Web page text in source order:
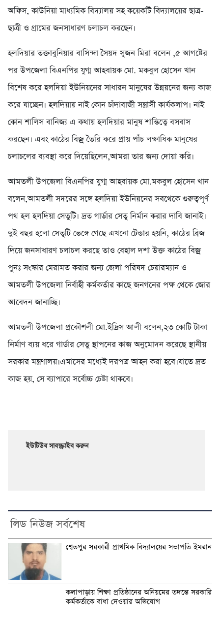
অফিস, কাউনিয়া মাধ্যমিক বিদ্যালয় সহ কয়েকটি বিদ্যালয়ের ছাত্র-
ছাত্রী ও গ্রামের জনসাধারণ চলাচল করছেন।
হলদিয়ার তক্তাবুনিয়ার বাসিন্দা সৈয়দ সুজন মিরা বলেন ,৫ আগষ্টের
পর উপজেলা বিএনপির যুগ্ম আহবায়ক মো. মকবুল হোসেন খান
বিশেষ করে হলদিয়া ইউনিয়নের সাধারন মানুষের উন্নয়নের জন্য কাজ
করে যাচ্ছেন। হলদিয়ায় নাই কোন চাঁদাবাজী সন্ত্রাসী কার্যকলাপ। নাই
কোন শালিস বানিজ্য এ কথায় হলদিয়ার মানুষ শান্তিত্বে বসবাস
করছেন। এবং কাঠের বিজ্র তৈরি করে প্রায় পাঁচ লক্ষাধিক মানুষের
চলাচলের ব্যবস্থা করে দিয়েছিলেন,আমরা তার জন্য দোয়া করি।
আমতলী উপজেলা বিএনপির যুগ্ম আহবায়ক মো.মকবুল হোসেন খান
বলেন,আমতলী সদরের সঙ্গে হলদিয়া ইউনিয়নের সবথেকে গুরুত্বপূর্ণ
পথ হল হলদিয়া সেতুটি। দ্রত গার্ডার সেতু নির্মান করার দাবি জানাই।
দুই বছর হলো সেতুটি ভেঙ্গে গেছে এখনো টেন্ডার হয়নি, কাঠের ব্রিজ
দিয়ে জনসাধারণ চলাচল করছে তাও বেহাল দশা উক্ত কাঠের বিজ্র
পুনঃ সংস্কার মেরামত করার জন্য জেলা পরিষদ চেয়ারম্যান ও
আমতলী উপজেলা নির্বাহী কর্মকর্তার কাছে জনগনের পক্ষ থেকে জোর
আবেদন জানাচ্ছি।
আমতলী উপজেলা প্রকৌশলী মো.ইদ্রিস আলী বলেন,২৩ কোটি টাকা
নির্মাণ ব্যয় ধরে গার্ডার সেতু স্থাপনের কাজ অনুমোদন করেছে স্থানীয়
সরকার মন্ত্রণালয়।এমাসের মধ্যেই দরপত্র আহন করা হবে।যাতে দ্রত
কাজ হয়, সে ব্যাপারে সর্বোচ্চ চেষ্টা থাকবে।
ইউটিউব সাবস্ক্রাইব করুন
লিড নিউজ সর্বশেষ
শ্বেতপুর সরকারী প্রাথমিক বিদ্যালয়ের সভাপতি ইমরান
কলাপাড়ায় শিক্ষা প্রতিষ্ঠানের অনিয়মের তদন্তে সরকারি
কর্মকর্তাকে বাধা দেওয়ার অভিযোগ